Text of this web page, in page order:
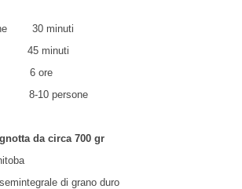
30 minuti
45 minuti
6 ore
persone
da circa 700 gr
di grano duro